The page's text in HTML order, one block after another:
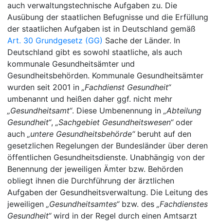
auch verwaltungstechnische Aufgaben zu. Die
Ausübung der staatlichen Befugnisse und die Erfüllung
der staatlichen Aufgaben ist in Deutschland gemäß
Art. 30 Grundgesetz (GG) Sache der Länder. In
Deutschland gibt es sowohl staatliche, als auch
kommunale Gesundheitsämter und
Gesundheitsbehörden. Kommunale Gesundheitsämter
wurden seit 2001 in „Fachdienst Gesundheit“
umbenannt und heißen daher ggf. nicht mehr
„Gesundheitsamt“. Diese Umbenennung in „Abteilung
Gesundheit“, „Sachgebiet Gesundheitswesen“oder
auch „untere Gesundheitsbehörde“beruht auf den
gesetzlichen Regelungen der Bundesländer über deren
öffentlichen Gesundheitsdienste. Unabhängig von der
Benennung der jeweiligen Ämter bzw. Behörden
obliegt ihnen die Durchführung der ärztlichen
Aufgaben der Gesundheitsverwaltung. Die Leitung des
jeweiligen „Gesundheitsamtes“bzw. des „Fachdienstes
Gesundheit“wird in der Regel durch einen Amtsarzt